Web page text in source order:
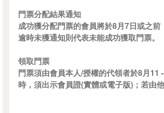
門票分配結果通知
成功獲分配門票的會員將於8月7日或之前
逾時未獲通知則代表未能成功獲取門票。
領取門票
門票須由會員本人/授權的代領者於8月
時，須出示會員證(實體或電子版)；若由